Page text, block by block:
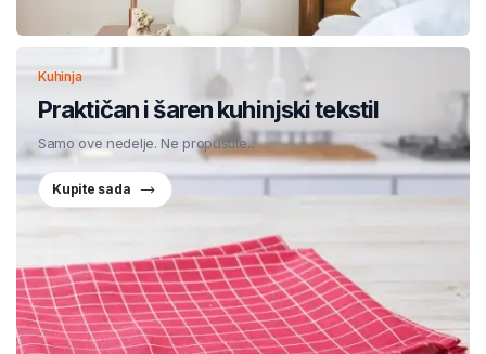
Kuhinja
Praktičan i šaren kuhinjski tekstil
Samo ove nedelje. Ne propustite...
Kupite sada